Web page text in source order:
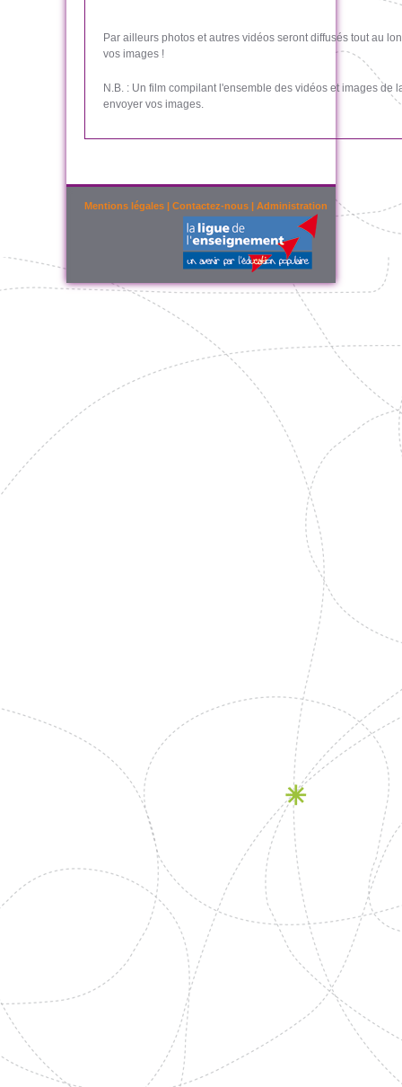
Par ailleurs photos et autres vidéos seront diffusés tout au
vos images !
N.B. : Un film compilant l'ensemble des vidéos et images de
envoyer vos images.
Mentions légales | Contactez-nous | Administration